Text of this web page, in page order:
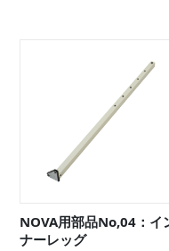
NOVA用部品No,04：イ
ナーレッグ